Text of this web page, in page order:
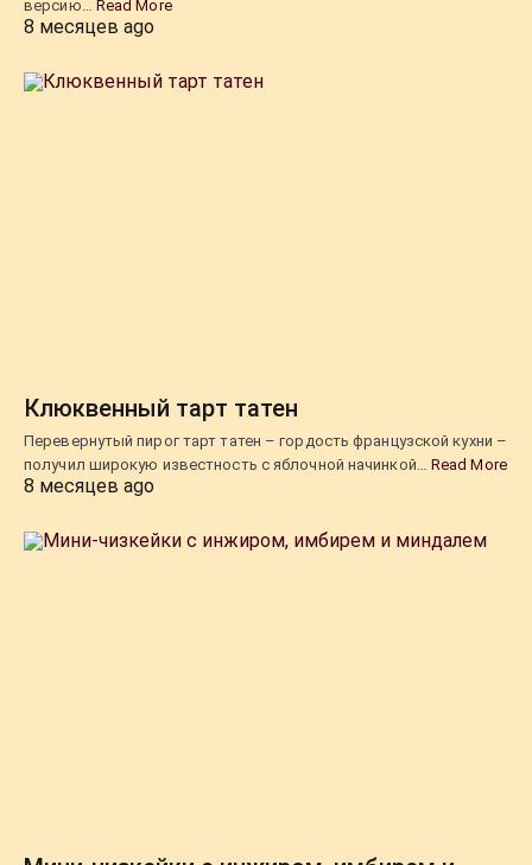
версию… Read More
8 месяцев ago
Клюквенный тарт татен
Перевернутый пирог тарт татен – гордость французской кухни –
получил широкую известность с яблочной начинкой… Read More
8 месяцев ago